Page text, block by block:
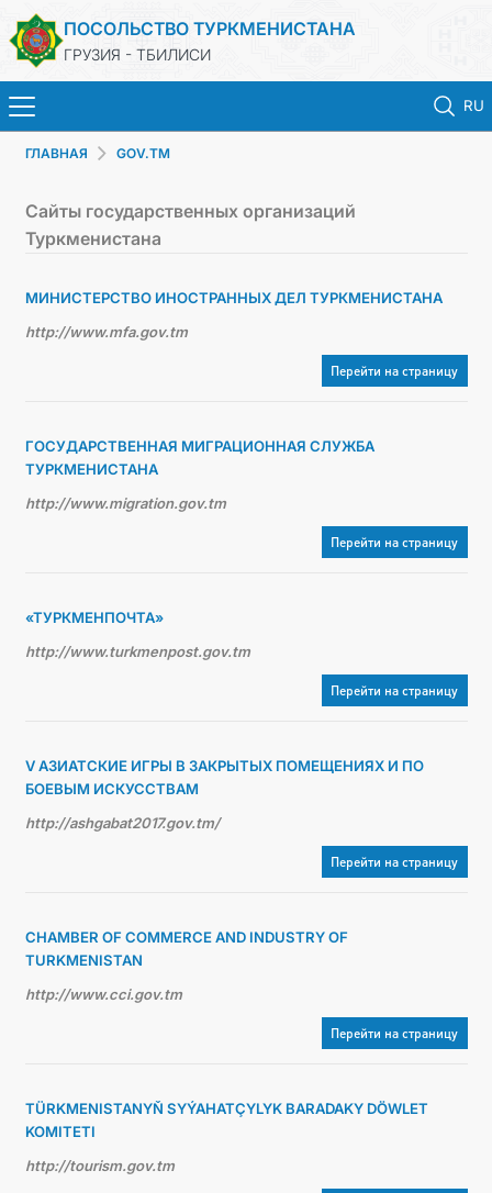
ПОСОЛЬСТВО ТУРКМЕНИСТАНА
ГРУЗИЯ - ТБИЛИСИ
RU
НОВОСТИ
КОНСУЛЬСКИЕ УСЛУГИ
КОНТАКТНЫЕ ДАННЫЕ
ГЛАВНАЯ GOV.TM
Сайты государственных организаций
Туркменистана
МИНИСТЕРСТВО ИНОСТРАННЫХ ДЕЛ ТУРКМЕНИСТАНА
http://www.mfa.gov.tm
Перейти на страницу
ГОСУДАРСТВЕННАЯ МИГРАЦИОННАЯ СЛУЖБА
ТУРКМЕНИСТАНА
http://www.migration.gov.tm
Перейти на страницу
«ТУРКМЕНПОЧТА»
http://www.turkmenpost.gov.tm
Перейти на страницу
V АЗИАТСКИЕ ИГРЫ В ЗАКРЫТЫХ ПОМЕЩЕНИЯХ И ПО
БОЕВЫМ ИСКУССТВАМ
http://ashgabat2017.gov.tm/
Перейти на страницу
CHAMBER OF COMMERCE AND INDUSTRY OF
TURKMENISTAN
http://www.cci.gov.tm
Перейти на страницу
TÜRKMENISTANYŇ SYÝAHATÇYLYK BARADAKY DÖWLET
KOMITETI
http://tourism.gov.tm